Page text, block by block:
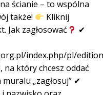
ścianie – to wspólna
także!
Kliknij
Jak zagłosować
✔
index.php/pl/
który chcesz oddać
„zagłosuj” ✔